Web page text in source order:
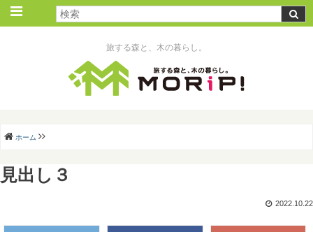
旅する森と、木の暮らし。
ホーム
見出し３
2022.10.22